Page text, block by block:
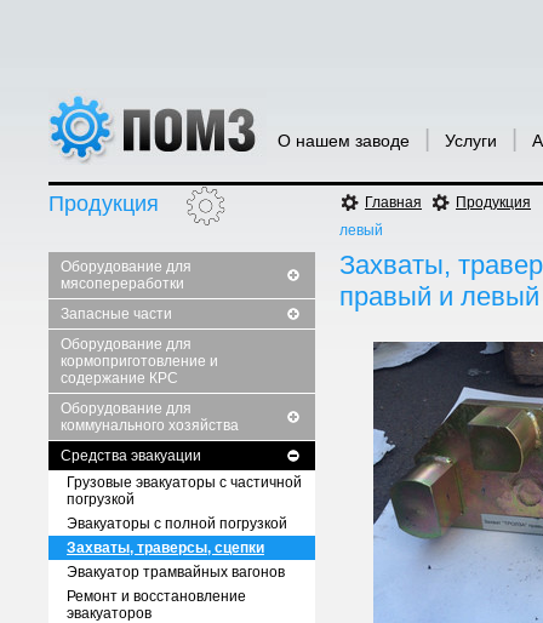
О нашем заводе Услуги
Продукция
Оборудование для
мясопереработки
Запасные части
Оборудование для
кормоприготовление и
содержание КРС
Оборудование для
коммунального хозяйства
Средства эвакуации
Грузовые эвакуаторы с частичной
погрузкой
Эвакуаторы с полной погрузкой
Захваты, траверсы, сцепки
Эвакуатор трамвайных вагонов
Ремонт и восстановление
эвакуаторов
Главная
Продукция
левый
Захваты,
правый и левый